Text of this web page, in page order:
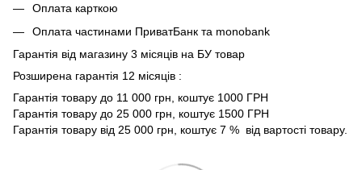
Оплата карткою
Оплата частинами ПриватБанк та monobank
Гарантія від магазину 3 місяців на БУ товар
Розширена гарантія 12 місяців :
Гарантія товару до 11 000 грн, коштує 1000 ГРН
Гарантія товару до 25 000 грн, коштує 1500 ГРН
Гарантія товару від 25 000 грн, коштує 7 % від вартості товару.